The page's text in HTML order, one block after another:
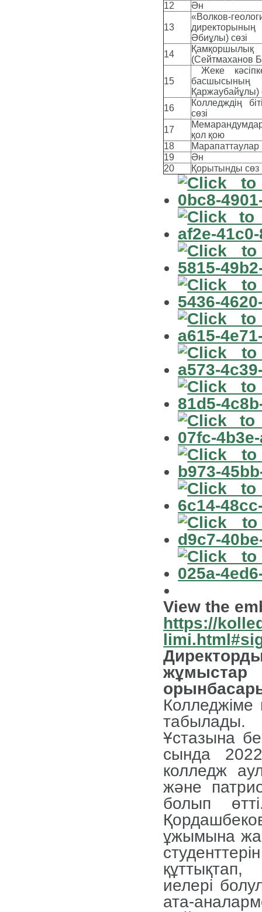
12
Ән
13
«Волков-
Әбиұлы) сөзі
14
(Сейтмаханов
15
Жеке
басшысының
Қаржаубайұлы)
16
Колледждің
сөзі
17
қол қою
18
Марапаттаулар
19
Ән
20
Қорытынды сөз
View the
https://
Колледжіме
табылады.
Ұстазына
сында
колледж
және
болып
ұжымына
иелері
ата-